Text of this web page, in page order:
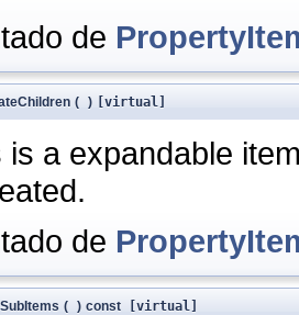
de
( ) [virtual]
is a expandable
de
( ) const [virtual]